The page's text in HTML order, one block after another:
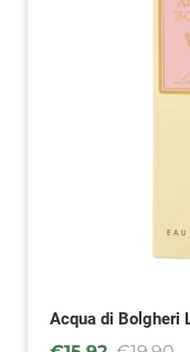
Acqua di Bolgheri